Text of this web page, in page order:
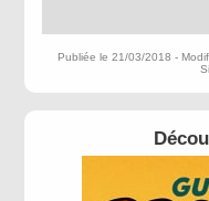
Publiée le 21/03/2018 -